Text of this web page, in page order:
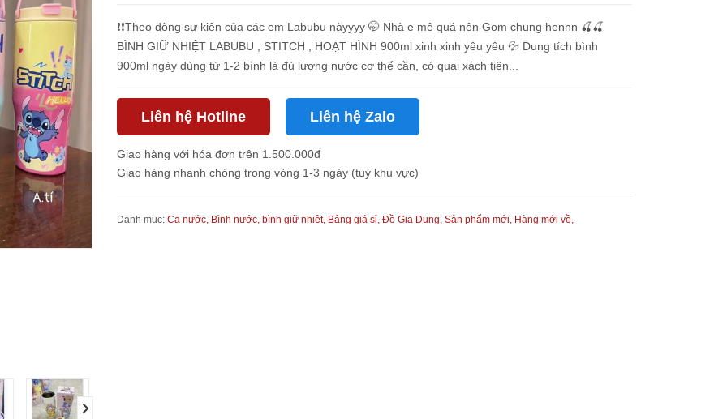
❗️❗️Theo dòng sự kiện của các em Labubu nàyyyy 🤭 Nhà e mê quá nên Gom chung hennn 🍒🍒
BÌNH GIỮ NHIỆT LABUBU , STITCH , HOẠT HÌNH 900ml xinh xinh yêu yêu 💦 Dung tích bình
900ml ngày dùng từ 1-2 bình là đủ lượng nước cơ thể cần, có quai xách tiện...
Liên hệ Hotline Liên hệ Zalo
Giao hàng với hóa đơn trên 1.500.000đ
Giao hàng nhanh chóng trong vòng 1-3 ngày (tuỳ khu vực)
Danh mục: Ca nước, Bình nước, bình giữ nhiệt, Bảng giá sỉ, Đồ Gia Dụng, Sản phẩm mới, Hàng mới về,